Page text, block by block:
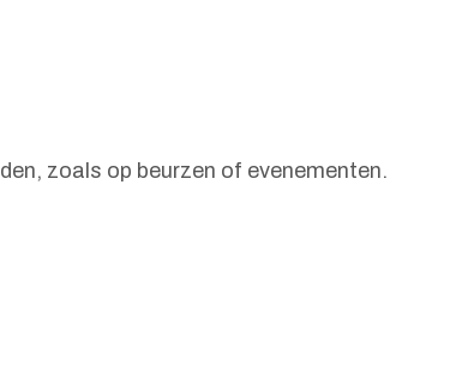
zoals op beurzen of evenementen.